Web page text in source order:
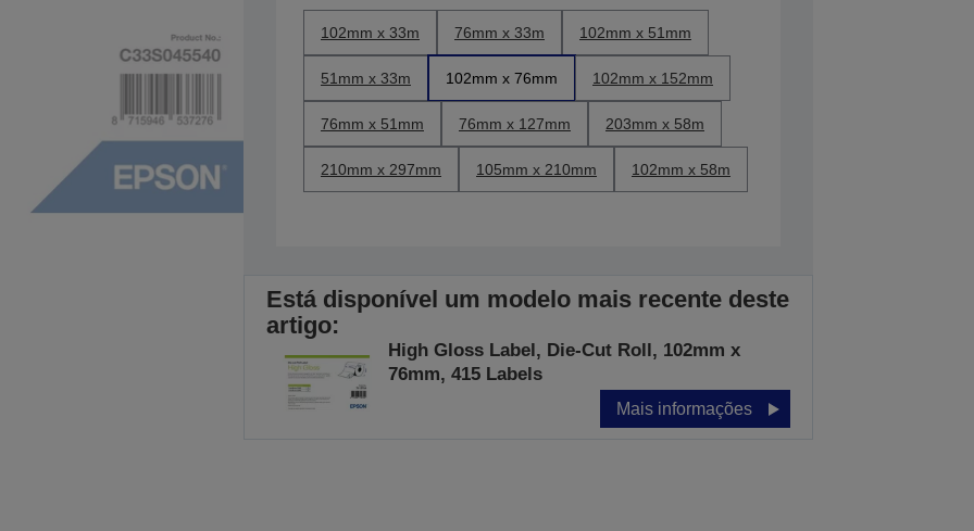
102mm x 33m 76mm x 33m 102mm x 51mm
51mm x 33m 102mm x 76mm 102mm x 152mm
76mm x 51mm 76mm x 127mm 203mm x 58m
210mm x 297mm 105mm x 210mm 102mm x 58m
Está disponível um modelo mais recente deste
artigo:
High Gloss Label, Die-Cut Roll, 102mm x
76mm, 415 Labels
Mais informações